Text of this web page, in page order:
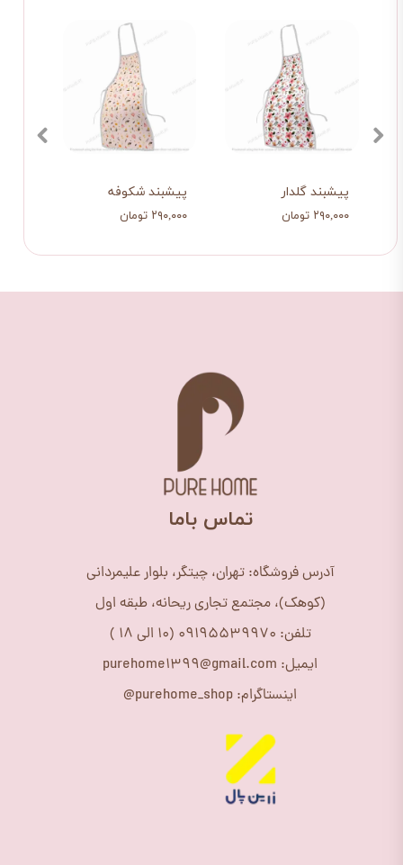
​تماس باما
آدرس فروشگاه: تهران، چیتگر، بلوار علیمردانی
(کوهک)، مجتمع تجاری ریحانه، طبقه اول
تلفن: 09195539970 (10 الی 18 )
ایمیل: purehome1399@gmail.com
اینستاگرام: purehome_shop@